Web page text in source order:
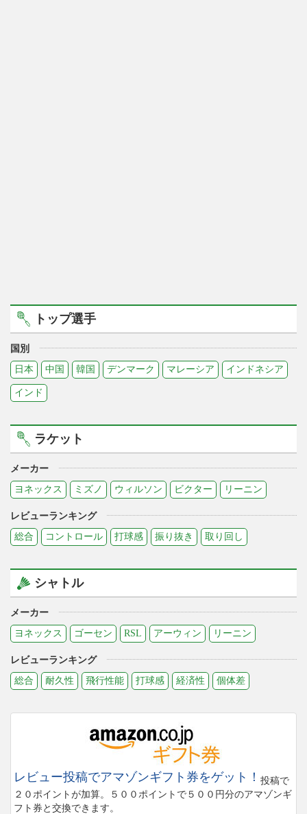
トップ選手
国別
日本
中国 韓国 デンマーク マレーシア インドネシア
インド
ラケット
メーカー
ヨネックス
ミズノ ウィルソン ビクター リーニン
レビューランキング
総合
コントロール 打球感 振り抜き 取り回し
シャトル
メーカー
ヨネックス
ゴーセン RSL アーウィン リーニン
レビューランキング
総合
耐久性 飛行性能 打球感 経済性 個体差
レビュー投稿でアマゾンギフト券をゲット！ 投稿で
２０ポイントが加算。５００ポイントで５００円分のアマゾンギ
フト券と交換できます。